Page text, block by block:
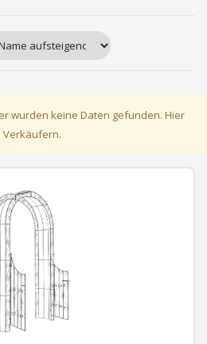
wurden keine Daten gefunden. Hier